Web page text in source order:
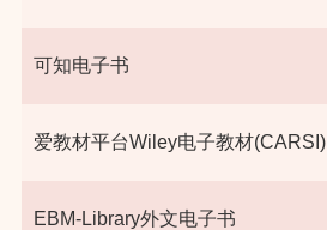
可知电子书
爱教材平台Wiley电子教材(CARSI)
EBM-Library外文电子书